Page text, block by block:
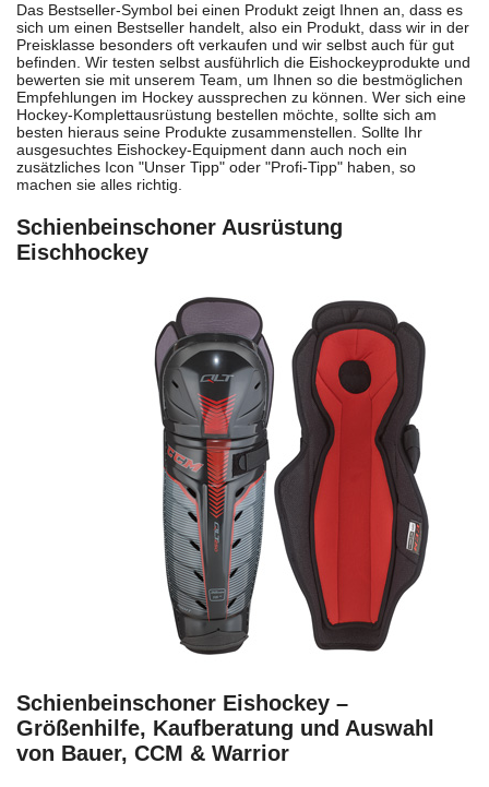
Das Bestseller-Symbol bei einen Produkt zeigt Ihnen an, dass es
sich um einen Bestseller handelt, also ein Produkt, dass wir in der
Preisklasse besonders oft verkaufen und wir selbst auch für gut
befinden. Wir testen selbst ausführlich die Eishockeyprodukte und
bewerten sie mit unserem Team, um Ihnen so die bestmöglichen
Empfehlungen im Hockey aussprechen zu können. Wer sich eine
Hockey-Komplettausrüstung bestellen möchte, sollte sich am
besten hieraus seine Produkte zusammenstellen. Sollte Ihr
ausgesuchtes Eishockey-Equipment dann auch noch ein
zusätzliches Icon "Unser Tipp" oder "Profi-Tipp" haben, so
machen sie alles richtig.
Schienbeinschoner Ausrüstung
Eischhockey
Schienbeinschoner Eishockey –
Größenhilfe, Kaufberatung und Auswahl
von Bauer, CCM & Warrior